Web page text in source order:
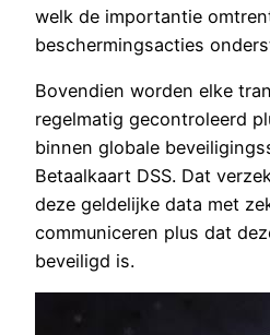
welk de importantie
beschermingsacties
Bovendien worden elke
regelmatig gecontroleerd
binnen globale
Betaalkaart DSS. Dat
deze geldelijke data met
communiceren plus dat
beveiligd is.